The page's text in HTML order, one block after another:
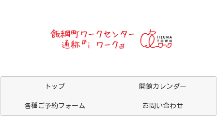
トップ 開館カレンダー
各種ご予約フォーム お問い合わせ